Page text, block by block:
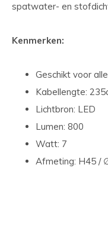
spatwater- en
Kenmerken:
Geschikt voor
Kabellengte:
Lichtbron: LED
Lumen: 800
Watt: 7
Afmeting: H45 /